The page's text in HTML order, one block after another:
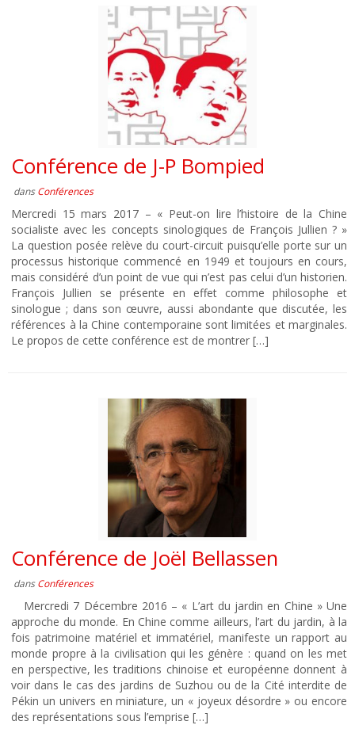
Conférence de J-P Bompied
dansConférences
Mercredi 15 mars 2017 – « Peut-on lire l’histoire de la Chine
socialiste avec les concepts sinologiques de François Jullien ? »
La question posée relève du court-circuit puisqu’elle porte sur un
processus historique commencé en 1949 et toujours en cours,
mais considéré d’un point de vue qui n’est pas celui d’un historien.
François Jullien se présente en effet comme philosophe et
sinologue ; dans son œuvre, aussi abondante que discutée, les
références à la Chine contemporaine sont limitées et marginales.
Le propos de cette conférence est de montrer […]
Conférence de Joël Bellassen
dansConférences
Mercredi 7 Décembre 2016 – « L’art du jardin en Chine » Une
approche du monde. En Chine comme ailleurs, l’art du jardin, à la
fois patrimoine matériel et immatériel, manifeste un rapport au
monde propre à la civilisation qui les génère : quand on les met
en perspective, les traditions chinoise et européenne donnent à
voir dans le cas des jardins de Suzhou ou de la Cité interdite de
Pékin un univers en miniature, un « joyeux désordre » ou encore
des représentations sous l’emprise […]